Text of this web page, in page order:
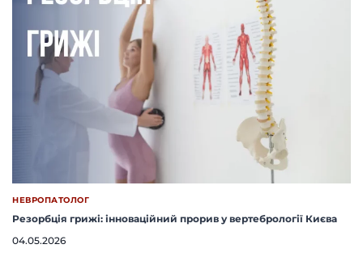
НЕВРОПАТОЛОГ
Резорбція грижі: інноваційний прорив у вертебрології Києва
04.05.2026